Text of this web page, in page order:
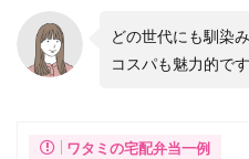
どの世代にも馴染
コスパも魅力的で
ワタミの宅配弁当一例